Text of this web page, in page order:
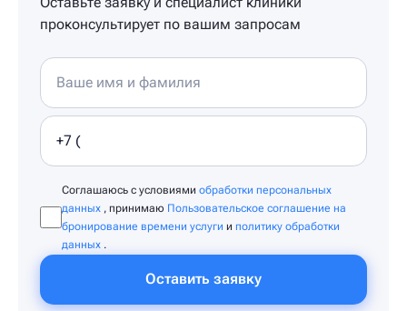
проконсультирует по вашим запросам
Соглашаюсь с условиями обработки персональных
данных , принимаю Пользовательское соглашение на
бронирование времени услуги и политику обработки
данных .
Оставить заявку